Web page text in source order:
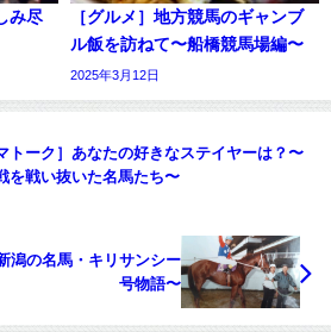
み尽
［グルメ］地方競馬のギャンブ
ル飯を訪ねて〜船橋競馬場編〜
2025年3月12日
トーク］あなたの好きなステイヤーは？〜
を戦い抜いた名馬たち〜
潟の名馬・キリサンシー
号物語〜